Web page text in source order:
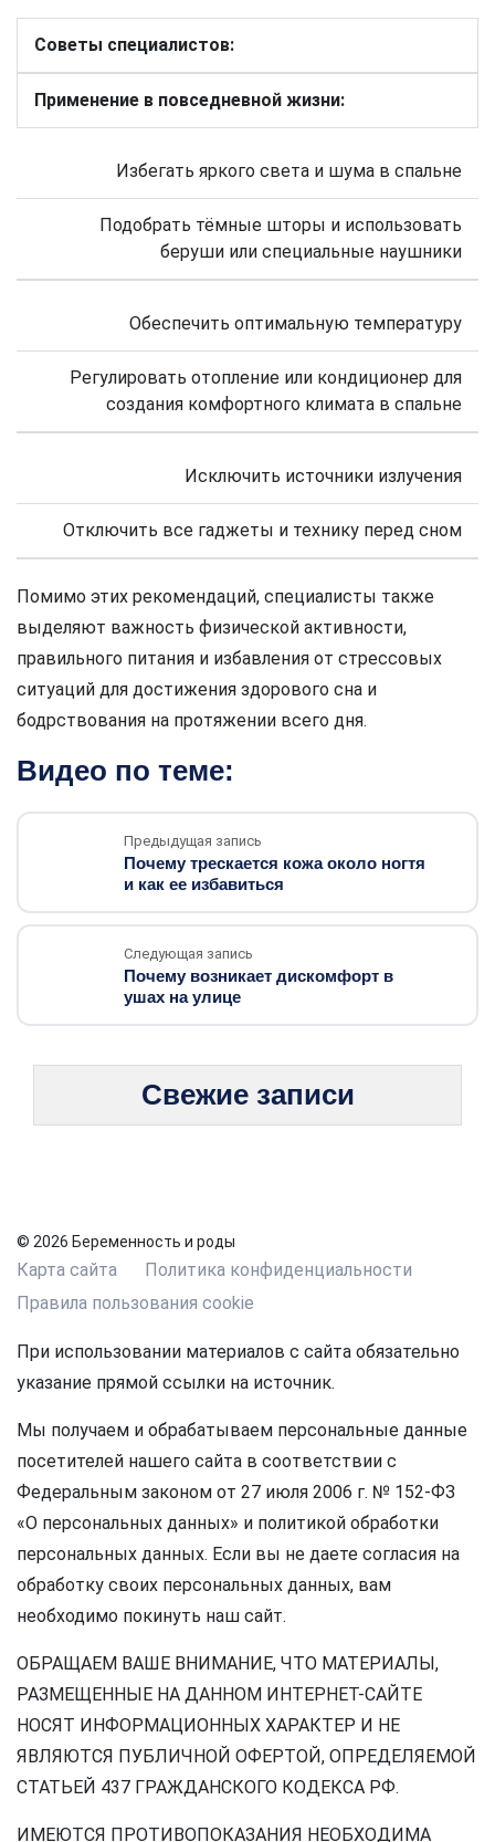
Советы специалистов:
Применение в повседневной жизни:
Избегать яркого света и шума в спальне
Подобрать тёмные шторы и использовать
беруши или специальные наушники
Обеспечить оптимальную температуру
Регулировать отопление или кондиционер для
создания комфортного климата в спальне
Исключить источники излучения
Отключить все гаджеты и технику перед сном
Помимо этих рекомендаций, специалисты также
выделяют важность физической активности,
правильного питания и избавления от стрессовых
ситуаций для достижения здорового сна и
бодрствования на протяжении всего дня.
Видео по теме:
Предыдущая запись
Почему трескается кожа около ногтя
и как ее избавиться
Следующая запись
Почему возникает дискомфорт в
ушах на улице
Свежие записи
© 2026 Беременность и роды
Карта сайта
Политика конфиденциальности
Правила пользования cookie
При использовании материалов с сайта обязательно
указание прямой ссылки на источник.
Мы получаем и обрабатываем персональные данные
посетителей нашего сайта в соответствии с
Федеральным законом от 27 июля 2006 г. № 152-ФЗ
«О персональных данных» и политикой обработки
персональных данных. Если вы не даете согласия на
обработку своих персональных данных, вам
необходимо покинуть наш сайт.
ОБРАЩАЕМ ВАШЕ ВНИМАНИЕ, ЧТО МАТЕРИАЛЫ,
РАЗМЕЩЕННЫЕ НА ДАННОМ ИНТЕРНЕТ-САЙТЕ
НОСЯТ ИНФОРМАЦИОННЫХ ХАРАКТЕР И НЕ
ЯВЛЯЮТСЯ ПУБЛИЧНОЙ ОФЕРТОЙ, ОПРЕДЕЛЯЕМОЙ
СТАТЬЕЙ 437 ГРАЖДАНСКОГО КОДЕКСА РФ.
ИМЕЮТСЯ ПРОТИВОПОКАЗАНИЯ НЕОБХОДИМА